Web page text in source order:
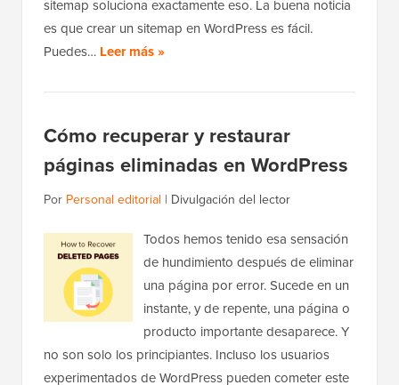
sitemap soluciona exactamente eso. La buena noticia
es que crear un sitemap en WordPress es fácil.
Puedes… Leer más »
Cómo recuperar y restaurar
páginas eliminadas en WordPress
Por Personal editorial | Divulgación del lector
Todos hemos tenido esa sensación
de hundimiento después de eliminar
una página por error. Sucede en un
instante, y de repente, una página o
producto importante desaparece. Y
no son solo los principiantes. Incluso los usuarios
experimentados de WordPress pueden cometer este